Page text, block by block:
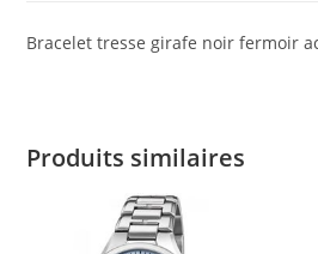
Bracelet tresse girafe noir fermoir
Produits similaires